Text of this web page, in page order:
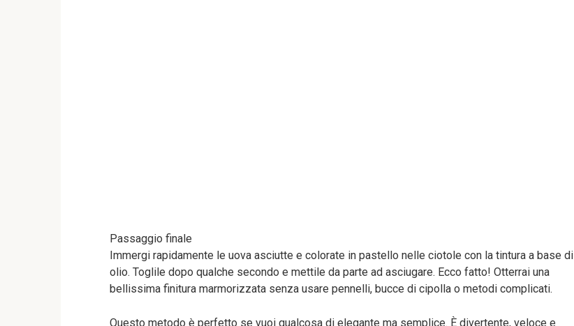
Passaggio finale
Immergi rapidamente le uova asciutte e colorate in pastello nelle ciotole con la tintura a base di
olio. Toglile dopo qualche secondo e mettile da parte ad asciugare. Ecco fatto! Otterrai una
bellissima finitura marmorizzata senza usare pennelli, bucce di cipolla o metodi complicati.
Questo metodo è perfetto se vuoi qualcosa di elegante ma semplice. È divertente, veloce e